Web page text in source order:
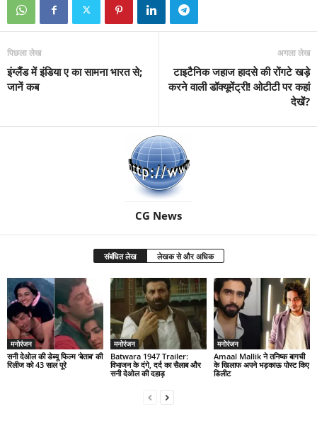
पिछला लेख
इंग्‍लैंड में इंडिया ए का सामना भारत से;
जानें कब
अगला लेख
टाइटैनिक जहाज हादसे की रोंगटे खड़े
करने वाली डॉक्यूमेंट्री! ओटीटी पर कहां
देखें?
CG News
संबंधित लेख लेखक से और अधिक
मनोरंजन
सनी देओल की डेब्यू फिल्म ‘बेताब’ की
रिलीज को 43 साल पूरे
मनोरंजन
Batwara 1947 Trailer:
विभाजन के दंगे, दर्द का सैलाब और
सनी देओल की दहाड़
मनोरंजन
Amaal Mallik ने तनिष्क बागची
के खिलाफ अपने भड़काऊ पोस्ट किए
डिलीट